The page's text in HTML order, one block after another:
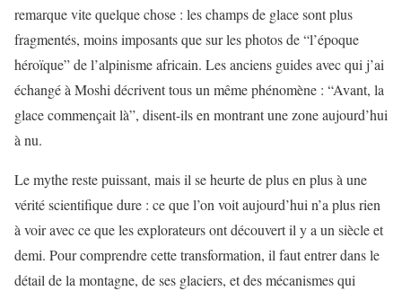
remarque vite quelque chose : les champs de glace sont plus
fragmentés, moins imposants que sur les photos de “l’époque
héroïque” de l’alpinisme africain. Les anciens guides avec qui j’ai
échangé à Moshi décrivent tous un même phénomène : “Avant, la
glace commençait là”, disent-ils en montrant une zone aujourd’hui
à nu.
Le mythe reste puissant, mais il se heurte de plus en plus à une
vérité scientifique dure : ce que l’on voit aujourd’hui n’a plus rien
à voir avec ce que les explorateurs ont découvert il y a un siècle et
demi. Pour comprendre cette transformation, il faut entrer dans le
détail de la montagne, de ses glaciers, et des mécanismes qui